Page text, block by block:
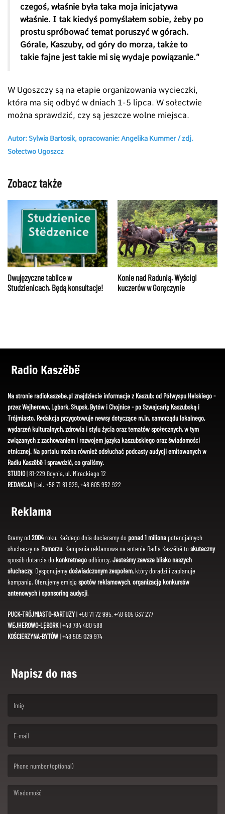
czegoś, właśnie była taka moja inicjatywa
właśnie. I tak kiedyś pomyślałem sobie, żeby po
prostu spróbować temat poruszyć w górach.
Górale, Kaszuby, od góry do morza, także to
takie fajne jest takie mi się wydaje powiązanie.”
W Ugoszczy są na etapie organizowania wycieczki,
która ma się odbyć w dniach 1-5 lipca. W sołectwie
można sprawdzić, czy są jeszcze wolne miejsca.
Autor: Sylwia Bartosik, opracowanie: Angelika Kummer / zdj.
Sołectwo Ugoszcz
Zobacz także
Dwujęzyczne tablice w
Studzienicach. Będą konsultacje!
Konie nad Radunią. Wyścigi
kuczerów w Goręczynie
Radio Kaszëbë
Na stronie radiokaszebe.pl znajdziecie informacje z Kaszub: od Półwyspu Helskiego -
przez Wejherowo, Lębork, Słupsk, Bytów i Chojnice - po Szwajcarię Kaszubską i
Trójmiasto. Redakcja przygotowuje newsy dotyczące m.in. samorządu lokalnego,
wydarzeń kulturalnych, zdrowia i stylu życia oraz tematów społecznych, w tym
związanych z zachowaniem i rozwojem języka kaszubskiego oraz świadomości
etnicznej. Na portalu można również odsłuchać podcasty audycji emitowanych w
Radiu Kaszëbë i sprawdzić, co graliśmy.
STUDIO| 81-229 Gdynia, ul. Mireckiego 12
REDAKCJA| tel. +58 71 81 929, +48 605 952 922
Reklama
Gramy od 2004roku. Każdego dnia docieramy do ponad 1 miliona potencjalnych
słuchaczy na Pomorzu. Kampania reklamowa na antenie Radia Kaszëbë toskuteczny
sposób dotarcia dokonkretnegoodbiorcy. Jesteśmy zawsze blisko naszych
słuchaczy. Dysponujemydoświadczonym zespołem, który doradzi i zaplanuje
kampanię. Oferujemy emisję spotów reklamowych,organizację konkursów
antenowychi sponsoring audycji.
PUCK-TRÓJMIASTO-KARTUZY| +58 71 72 995, +48 605 637 277
WEJHEROWO-LĘBORK| +48 784 480 588
KOŚCIERZYNA-BYTÓW| +48 505 029 974
Napisz do nas